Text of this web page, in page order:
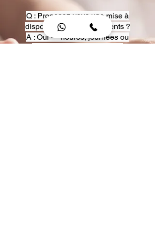
Q : Proposez-vous une mise à
disposition pour événements ?
A : Oui — heures, journées ou